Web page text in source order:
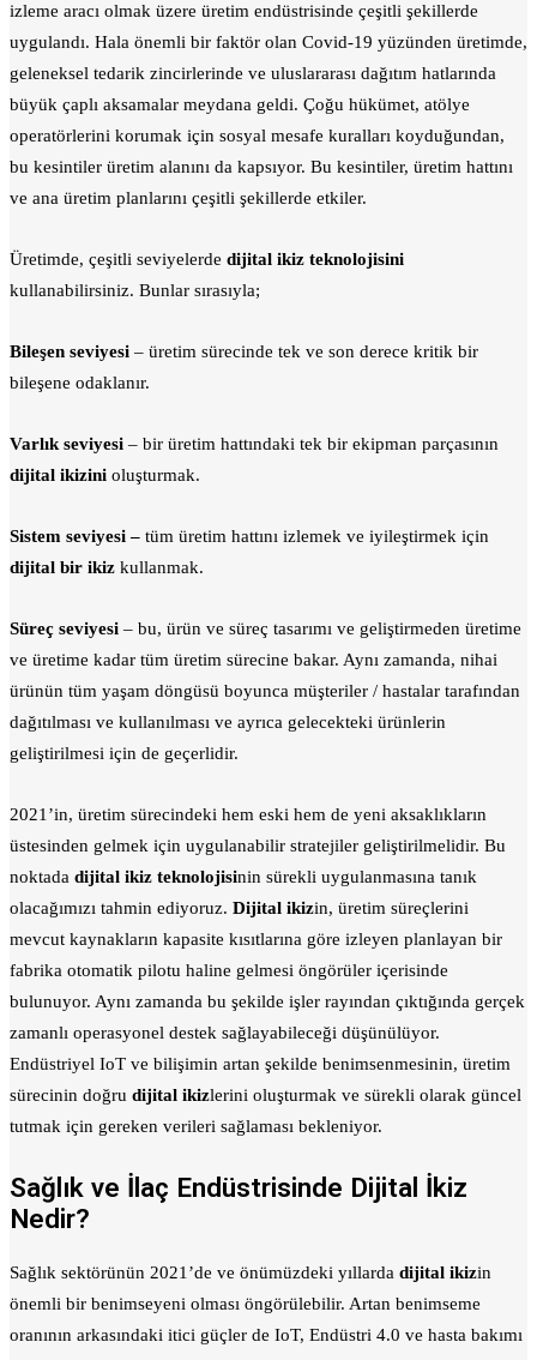
izleme aracı olmak üzere üretim endüstrisinde çeşitli şekillerde
uygulandı. Hala önemli bir faktör olan Covid-19 yüzünden üretimde,
geleneksel tedarik zincirlerinde ve uluslararası dağıtım hatlarında
büyük çaplı aksamalar meydana geldi. Çoğu hükümet, atölye
operatörlerini korumak için sosyal mesafe kuralları koyduğundan,
bu kesintiler üretim alanını da kapsıyor. Bu kesintiler, üretim hattını
ve ana üretim planlarını çeşitli şekillerde etkiler.
Üretimde, çeşitli seviyelerde dijital ikiz teknolojisini
kullanabilirsiniz. Bunlar sırasıyla;
Bileşen seviyesi – üretim sürecinde tek ve son derece kritik bir
bileşene odaklanır.
Varlık seviyesi – bir üretim hattındaki tek bir ekipman parçasının
dijital ikizini oluşturmak.
Sistem seviyesi – tüm üretim hattını izlemek ve iyileştirmek için
dijital bir ikiz kullanmak.
Süreç seviyesi – bu, ürün ve süreç tasarımı ve geliştirmeden üretime
ve üretime kadar tüm üretim sürecine bakar. Aynı zamanda, nihai
ürünün tüm yaşam döngüsü boyunca müşteriler / hastalar tarafından
dağıtılması ve kullanılması ve ayrıca gelecekteki ürünlerin
geliştirilmesi için de geçerlidir.
2021’in, üretim sürecindeki hem eski hem de yeni aksaklıkların
üstesinden gelmek için uygulanabilir stratejiler geliştirilmelidir. Bu
noktada dijital ikiz teknolojisinin sürekli uygulanmasına tanık
olacağımızı tahmin ediyoruz. Dijital ikizin, üretim süreçlerini
mevcut kaynakların kapasite kısıtlarına göre izleyen planlayan bir
fabrika otomatik pilotu haline gelmesi öngörüler içerisinde
bulunuyor. Aynı zamanda bu şekilde işler rayından çıktığında gerçek
zamanlı operasyonel destek sağlayabileceği düşünülüyor.
Endüstriyel IoT ve bilişimin artan şekilde benimsenmesinin, üretim
sürecinin doğru dijital ikizlerini oluşturmak ve sürekli olarak güncel
tutmak için gereken verileri sağlaması bekleniyor.
Sağlık ve İlaç Endüstrisinde Dijital İkiz
Nedir?
Sağlık sektörünün 2021’de ve önümüzdeki yıllarda dijital ikizin
önemli bir benimseyeni olması öngörülebilir. Artan benimseme
oranının arkasındaki itici güçler de IoT, Endüstri 4.0 ve hasta bakımı